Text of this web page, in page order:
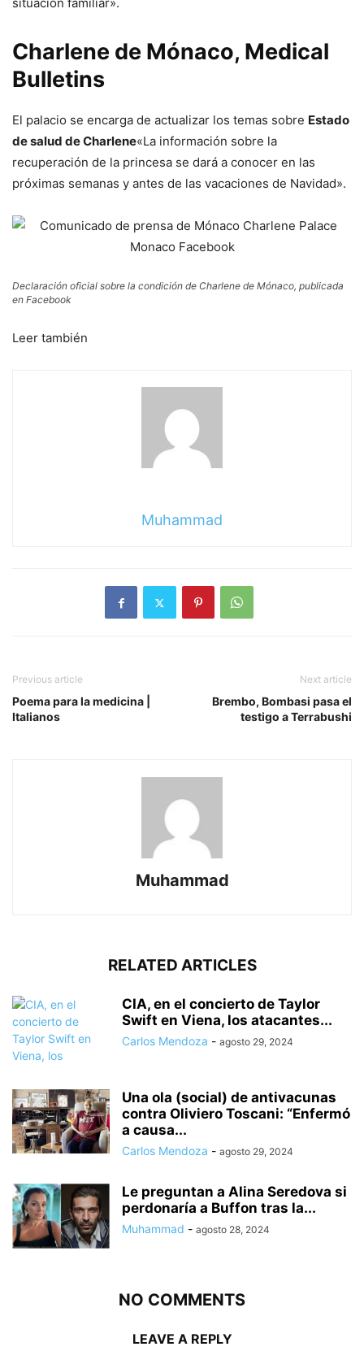
Charlene de Mónaco, Medical
Bulletins
El palacio se encarga de actualizar los temas sobre Estado
de salud de Charlene«La información sobre la
recuperación de la princesa se dará a conocer en las
próximas semanas y antes de las vacaciones de Navidad».
Declaración oficial sobre la condición de Charlene de Mónaco, publicada
en Facebook
Leer también
Muhammad
Previous article
Poema para la medicina |
Italianos
Next article
Brembo, Bombasi pasa el
testigo a Terrabushi
Muhammad
RELATED ARTICLES
CIA, en el concierto de Taylor
Swift en Viena, los atacantes...
Carlos Mendoza - agosto 29, 2024
Una ola (social) de antivacunas
contra Oliviero Toscani: “Enfermó
a causa...
Carlos Mendoza - agosto 29, 2024
Le preguntan a Alina Seredova si
perdonaría a Buffon tras la...
Muhammad - agosto 28, 2024
NO COMMENTS
LEAVE A REPLY